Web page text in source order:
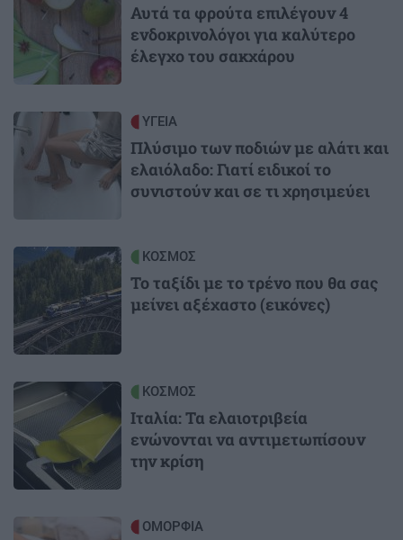
Αυτά τα φρούτα επιλέγουν 4
ενδοκρινολόγοι για καλύτερο
έλεγχο του σακχάρου
Image ΥΓΕΙΑ
Πλύσιμο των ποδιών με αλάτι και
ελαιόλαδο: Γιατί ειδικοί το
συνιστούν και σε τι χρησιμεύει
Image ΚΟΣΜΟΣ
Το ταξίδι με το τρένο που θα σας
μείνει αξέχαστο (εικόνες)
Image ΚΟΣΜΟΣ
Ιταλία: Τα ελαιοτριβεία
ενώνονται να αντιμετωπίσουν
την κρίση
ΟΜΟΡΦΙΑ